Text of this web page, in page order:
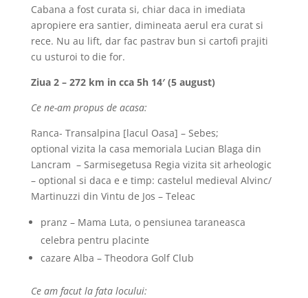
Cabana a fost curata si, chiar daca in imediata
apropiere era santier, dimineata aerul era curat si
rece. Nu au lift, dar fac pastrav bun si cartofi prajiti
cu usturoi to die for.
Ziua 2 – 272 km in cca 5h 14′ (5 august)
Ce ne-am propus de acasa:
Ranca- Transalpina [lacul Oasa] – Sebes;
optional vizita la casa memoriala Lucian Blaga din
Lancram – Sarmisegetusa Regia vizita sit arheologic
– optional si daca e e timp: castelul medieval Alvinc/
Martinuzzi din Vintu de Jos – Teleac
pranz – Mama Luta, o pensiunea taraneasca
celebra pentru placinte
cazare Alba – Theodora Golf Club
Ce am facut la fata locului: